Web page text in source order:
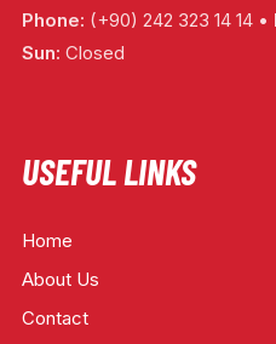
Phone: (+90) 242 323 14 14 •
Sun: Closed
USEFUL LINKS
Home
About Us
Contact